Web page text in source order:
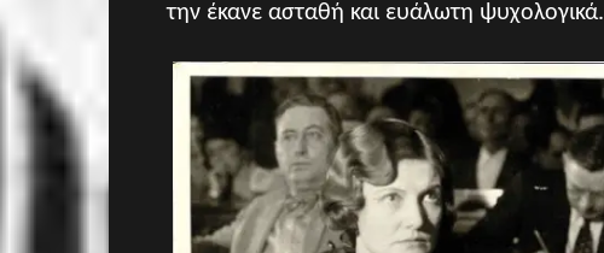
την έκανε ασταθή και ευάλωτη ψυχολογικά.